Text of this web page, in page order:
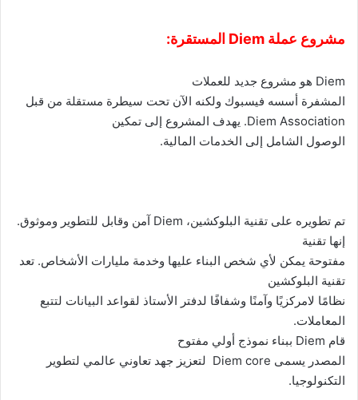
مشروع عملة Diem المستقرة:
Diem هو مشروع جديد للعملات
المشفرة أسسه فيسبوك ولكنه الآن تحت سيطرة مستقلة من قبل
Diem Association. يهدف المشروع إلى تمكين
الوصول الشامل إلى الخدمات المالية.
تم تطويره على تقنية البلوكشين، Diem آمن وقابل للتطوير وموثوق.
إنها تقنية
مفتوحة يمكن لأي شخص البناء عليها وخدمة مليارات الأشخاص. تعد
تقنية البلوكشين
نظامًا لامركزيًا وآمنًا وشفافًا لدفتر الأستاذ لقواعد البيانات لتتبع
المعاملات.
قام Diem ببناء نموذج أولي مفتوح
المصدر يسمى Diem core لتعزيز جهد تعاوني عالمي لتطوير
التكنولوجيا.